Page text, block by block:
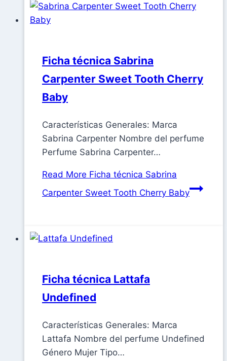
Ficha técnica Sabrina
Carpenter Sweet Tooth Cherry
Baby
Características Generales: Marca
Sabrina Carpenter Nombre del perfume
Perfume Sabrina Carpenter…
Read More Ficha técnica Sabrina
Carpenter Sweet Tooth Cherry Baby
Ficha técnica Lattafa
Undefined
Características Generales: Marca
Lattafa Nombre del perfume Undefined
Género Mujer Tipo…